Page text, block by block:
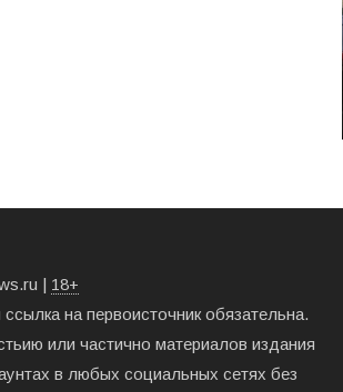
| 18+
на первоисточник обязательна.
или частично материалов издания
в любых социальных сетях без